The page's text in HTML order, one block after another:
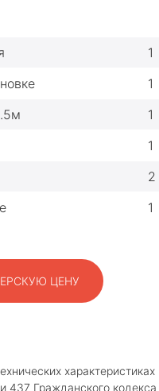
1
1
1
1
2
1
ЦЕНУ
437 Гражданского